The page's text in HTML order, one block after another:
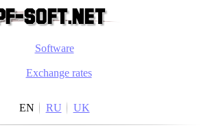
Software
Exchange rates
EN RU UK